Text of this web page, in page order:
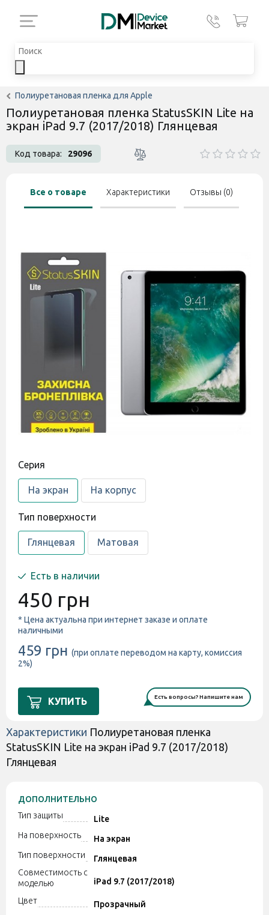
Полиуретановая пленка для Apple
Полиуретановая пленка StatusSKIN Lite на
экран iPad 9.7 (2017/2018) Глянцевая
Код товара: 29096
Все о товаре Характеристики Отзывы (0)
Cерия
На экран На корпус
Тип поверхности
Глянцевая Матовая
Есть в наличии
450 грн
* Цена актуальна при интернет заказе и оплате
наличными
459 грн (при оплате переводом на карту, комиссия
2%)
КУПИТЬ Есть вопросы? Напишите нам
Характеристики Полиуретановая пленка
StatusSKIN Lite на экран iPad 9.7 (2017/2018)
Глянцевая
ДОПОЛНИТЕЛЬНО
Тип защиты
Lite
На поверхность
На экран
Тип поверхности
Глянцевая
Совместимость с
моделью
iPad 9.7 (2017/2018)
Цвет
Прозрачный